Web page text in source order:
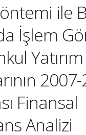
ile
İşlem
Yatırım
Finansal
Analizi